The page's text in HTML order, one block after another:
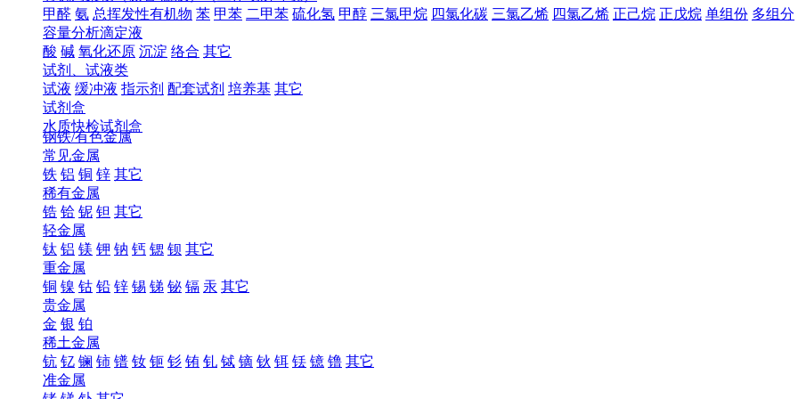
甲醛 氨 总挥发性有机物 苯 甲苯 二甲苯 硫化氢 甲醇 三氯甲烷 四氯化碳 三氯乙烯 四氯乙烯 正己烷 正戊烷 单组份 多组分
容量分析滴定液
酸 碱 氧化还原 沉淀 络合 其它
试剂、试液类
试液 缓冲液 指示剂 配套试剂 培养基 其它
试剂盒
水质快检试剂盒
钢铁/有色金属
常见金属
铁 铝 铜 锌 其它
稀有金属
锆 铪 铌 钽 其它
轻金属
钛 铝 镁 钾 钠 钙 锶 钡 其它
重金属
铜 镍 钴 铅 锌 锡 锑 铋 镉 汞 其它
贵金属
金 银 铂
稀土金属
钪 钇 镧 铈 镨 钕 钷 钐 铕 钆 铽 镝 钬 铒 铥 镱 镥 其它
准金属